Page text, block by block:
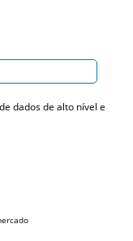
dados de alto nível e